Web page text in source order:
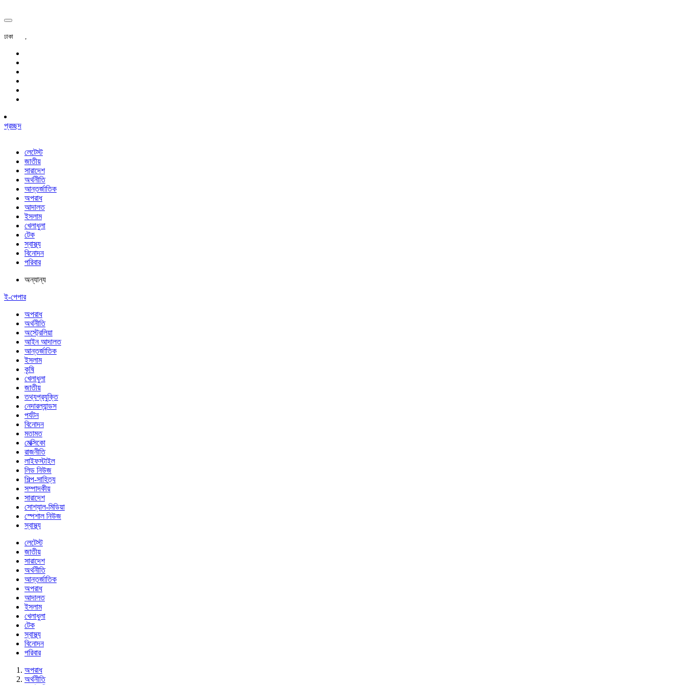
ঢাকা ,
প্রচ্ছদ
লেটেস্ট
জাতীয়
সারাদেশ
অর্থনীতি
আন্তর্জাতিক
অপরাধ
আদালত
ইসলাম
খেলাধুলা
টেক
স্বাস্থ্য
বিনোদন
পরিবার
অন্যান্য
ই-পেপার
অপরাধ
অর্থনীতি
অস্ট্রেলিয়া
আইন আদালত
আন্তর্জাতিক
ইসলাম
কৃষি
খেলাধুলা
জাতীয়
তথ্যপ্রযুক্তি
নেদারল্যান্ডস
পর্যটন
বিনোদন
মতামত
মেক্সিকো
রাজনীতি
লাইফস্টাইল
লিড নিউজ
শিল্প-সাহিত্য
সম্পাদকীয়
সারাদেশ
সোশ্যাল-মিডিয়া
স্পেশাল নিউজ
স্বাস্থ্য
লেটেস্ট
জাতীয়
সারাদেশ
অর্থনীতি
আন্তর্জাতিক
অপরাধ
আদালত
ইসলাম
খেলাধুলা
টেক
স্বাস্থ্য
বিনোদন
পরিবার
অপরাধ
অর্থনীতি